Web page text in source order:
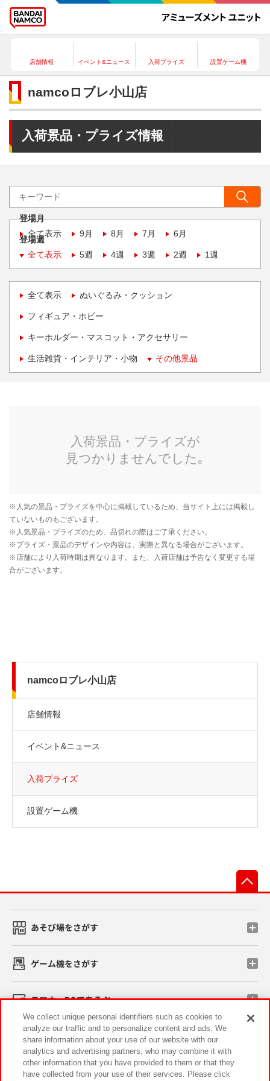
店舗情報 イベント&ニュース 入荷プライズ 設置ゲーム機
namcoロブレ小山店
入荷景品・プライズ情報
登場月
全て表示
9月 8月 7月 6月
登場週
全て表示
5週 4週 3週 2週 1週
全て表示 ぬいぐるみ・クッション
フィギュア・ホビー
キーホルダー・マスコット・アクセサリー
生活雑貨・インテリア・小物 その他景品
namcoロブレ小山店
店舗情報
イベント&ニュース
入荷プライズ
設置ゲーム機
あそび場をさがす
ゲーム機をさがす
スマホ・PCであそぶ
イベント・キャンペーン
We collect unique personal identifiers such as cookies to
analyze our traffic and to personalize content and ads. We
share information about your use of our website with our
analytics and advertising partners, who may combine it with
other information that you have provided to them or that they
have collected from your use of their services. Please click